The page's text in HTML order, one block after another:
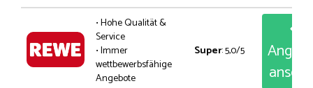
• Hohe Qualität &
Service
• Immer
wettbewerbsfähige
Angebote
Super: 5,0/5